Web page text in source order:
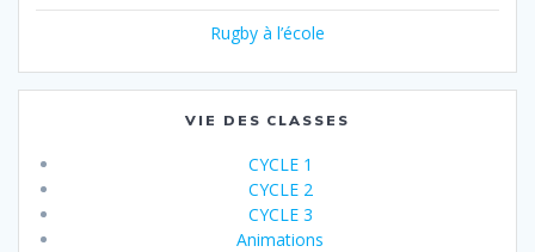
Rugby à l’école
VIE DES CLASSES
CYCLE 1
CYCLE 2
CYCLE 3
Animations